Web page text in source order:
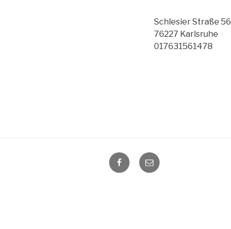
Schlesier Straße 56
76227 Karlsruhe
017631561478
Facebook
E-
Mail